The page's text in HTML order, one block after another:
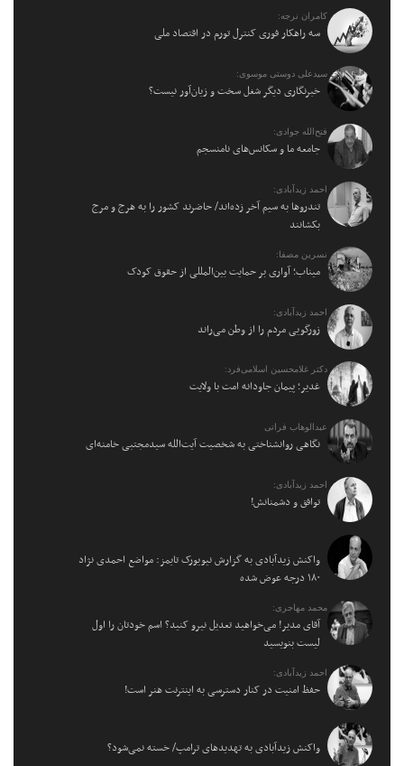
کامران نرجه:
سه راهکار فوری کنترل تورم در اقتصاد ملی
سیدعلی دوستی موسوی:
خبرنگاری دیگر شغل سخت و زیان‌آور نیست؟
فتح‌الله جوادی:
جامعه ما و سکانس‌های نامنسجم
احمد زیدآبادی:
تندروها به سیم آخر زده‌اند/ حاضرند کشور را به هرج و مرج
بکشانند
نسرین مصفا:
میناب؛ آواری بر حمایت بین‌المللی از حقوق کودک
احمد زیدآبادی:
زورگویی مردم را از وطن می‌راند
دکتر غلامحسین اسلامی‌فرد:
غدیر؛ پیمان جاودانه امت با ولایت
عبدالوهاب فراتی
نگاهی روانشناختی به شخصیت آیت‌الله سیدمجتبی خامنه‌ای
احمد زیدآبادی:
توافق و دشمنانش!
واکنش زیدآبادی به گزارش نیویورک تایمز: مواضع احمدی نژاد
۱۸۰ درجه عوض شده
محمد مهاجری:
آقای مدیر! می‌خواهید تعدیل نیرو کنید؟ اسم خودتان را اول
لیست بنویسید
احمد زیدآبادی:
حفظ امنیت در کنار دسترسی به اینترنت هنر است!
واکنش زیدآبادی به تهدیدهای ترامپ/ خسته نمی‌شود؟